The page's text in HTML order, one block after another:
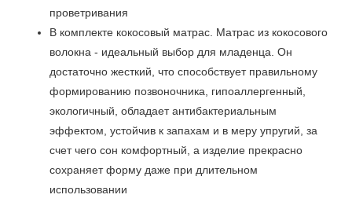
проветривания
В комплекте кокосовый матрас. Матрас из кокосового
волокна - идеальный выбор для младенца. Он
достаточно жесткий, что способствует правильному
формированию позвоночника, гипоаллергенный,
экологичный, обладает антибактериальным
эффектом, устойчив к запахам и в меру упругий, за
счет чего сон комфортный, а изделие прекрасно
сохраняет форму даже при длительном
использовании